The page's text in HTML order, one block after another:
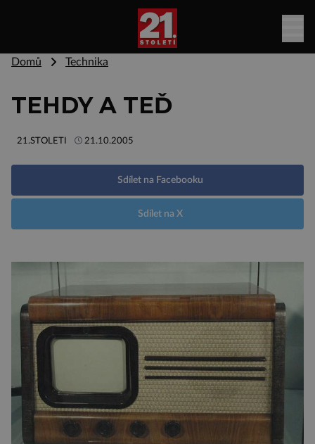
Domů Technika
TEHDY A TEĎ
21.STOLETI 21.10.2005
Sdílet na Facebooku
Sdílet na X